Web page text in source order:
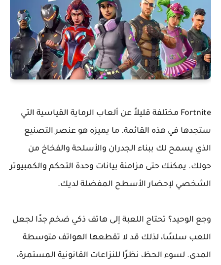
Fortnite مختلفة قليلاً عن ألعاب الرماية القياسية التي
ستجدها في هذه القائمة. ما يميزه هو عنصر التصنيع
الذي يسمح لك ببناء الجدران والأسلحة والفخاخ من
حولك. يمكنك حتى مزامنة بيانات وحدة التحكم والكمبيوتر
الشخصي لإحضار الأسطح المفضلة لديك.
وجع الوحيد؟ تحتاج اللعبة إلى هاتف ذكي ضخم جدًا لجعل
اللعب سلسًا، لذلك قد لا تقطعها الهواتف متوسطة
المدى. لسوء الحظ، نظرًا للنزاعات القانونية المستمرة،